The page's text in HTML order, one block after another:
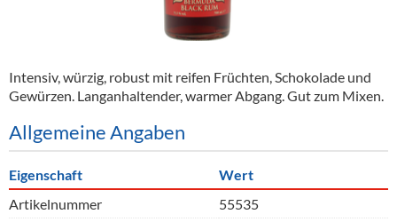
Hygieneartikel & Desinfektion
Intensiv, würzig, robust mit reifen Früchten, Schokolade und
Gewürzen. Langanhaltender, warmer Abgang. Gut zum Mixen.
Allgemeine Angaben
Eigenschaft
Wert
Artikelnummer
55535